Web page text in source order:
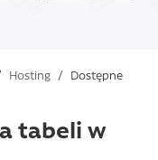
Hosting / Dostępne
tabeli w